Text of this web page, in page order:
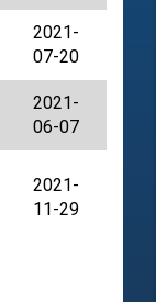
2021-
07-20
2021-
06-07
2021-
11-29